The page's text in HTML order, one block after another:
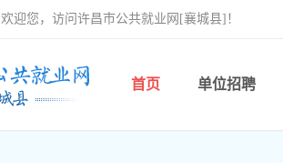
欢迎您，访问许昌市公共就业网[襄城县]！
首页 单位招聘